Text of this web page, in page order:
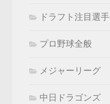
ドラフト注目選手
プロ野球全般
メジャーリーグ
中日ドラゴンズ